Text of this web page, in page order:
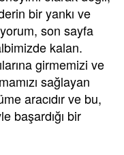
bir yankı ve
son sayfa
kalan.
girmemizi ve
sağlayan
aracıdır ve bu,
başardığı bir